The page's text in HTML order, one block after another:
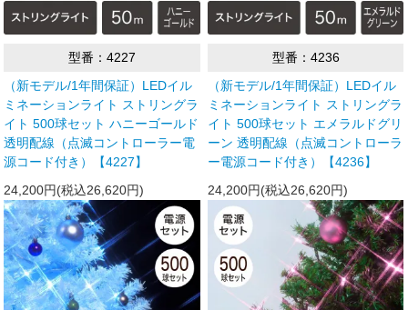
型番：4227
（新モデル/1年間保証）LEDイル
ミネーションライト ストリングラ
イト 500球セット ハニーゴールド
透明配線（点滅コントローラー電
源コード付き）【4227】
24,200円(税込26,620円)
型番：4236
（新モデル/1年間保証）LEDイル
ミネーションライト ストリングラ
イト 500球セット エメラルドグリ
ーン 透明配線（点滅コントローラ
ー電源コード付き）【4236】
24,200円(税込26,620円)